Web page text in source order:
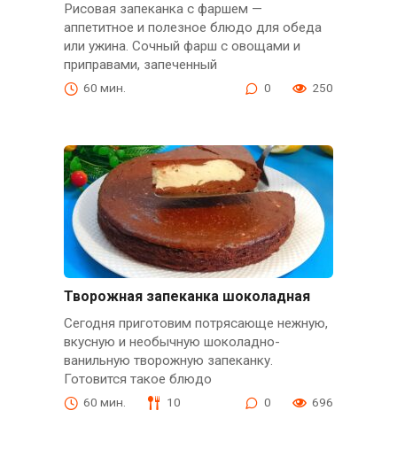
Рисовая запеканка с фаршем —
аппетитное и полезное блюдо для обеда
или ужина. Сочный фарш с овощами и
приправами, запеченный
60 мин. 0 250
Творожная запеканка шоколадная
Сегодня приготовим потрясающе нежную,
вкусную и необычную шоколадно-
ванильную творожную запеканку.
Готовится такое блюдо
60 мин. 10 0 696